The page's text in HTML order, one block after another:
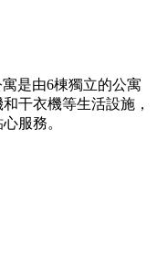
是由6棟獨立的公寓
干衣機等生活設施，
服務。